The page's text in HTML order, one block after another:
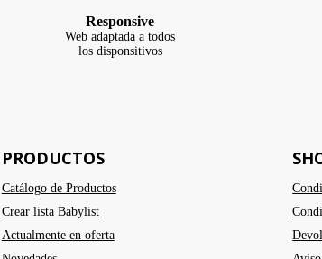
Responsive
Web adaptada a todos
los disponsitivos
PRODUCTOS
Catálogo de Productos
Crear lista Babylist
Actualmente en oferta